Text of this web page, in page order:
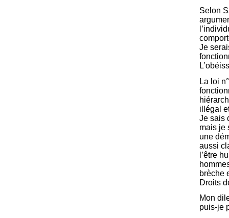
Selon
Je
La loi
illégal
Je sais
mais je
une
aussi
l’être
brèche
Droits
Mon
puis-je